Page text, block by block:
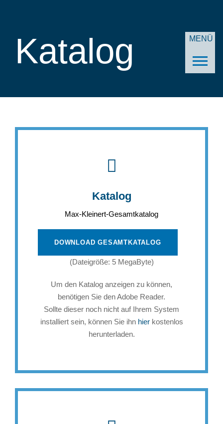
MENÜ
Katalog
Katalog
Max-Kleinert-Gesamtkatalog
DOWNLOAD GESAMTKATALOG
(Dateigröße: 5 MegaByte)
Um den Katalog anzeigen zu können,
benötigen Sie den Adobe Reader.
Sollte dieser noch nicht auf Ihrem System
installiert sein, können Sie ihn hierkostenlos
herunterladen.